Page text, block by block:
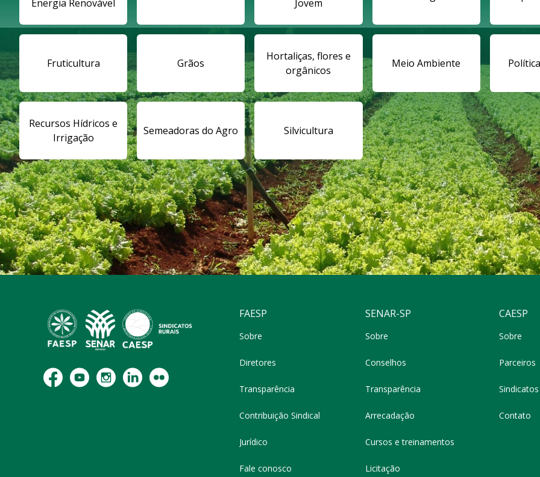
Energia Renovável
Jovem
Fruticultura Grãos
Hortaliças, flores e
orgânicos
Meio Ambiente
Recursos Hídricos e
Irrigação
Semeadoras do Agro Silvicultura
FAESP
Sobre
Diretores
Transparência
Contribuição Sindical
Jurídico
Fale conosco
SENAR-SP
Sobre
Conselhos
Transparência
Arrecadação
Cursos e treinamentos
Licitação
CAESP
Sobre
Parceiros
Contato